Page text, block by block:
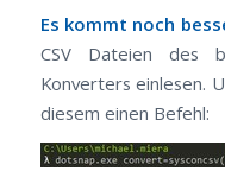
Es kommt noch
CSV Dateien des
Konverters einlesen.
diesem einen Befehl: